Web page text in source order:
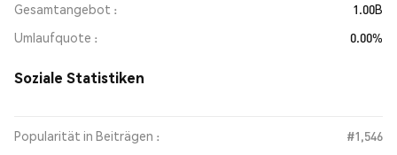
Gesamtangebot
1.00B
Umlaufquote
0.00%
Soziale Statistiken
Popularität in Beiträgen :
#1,546